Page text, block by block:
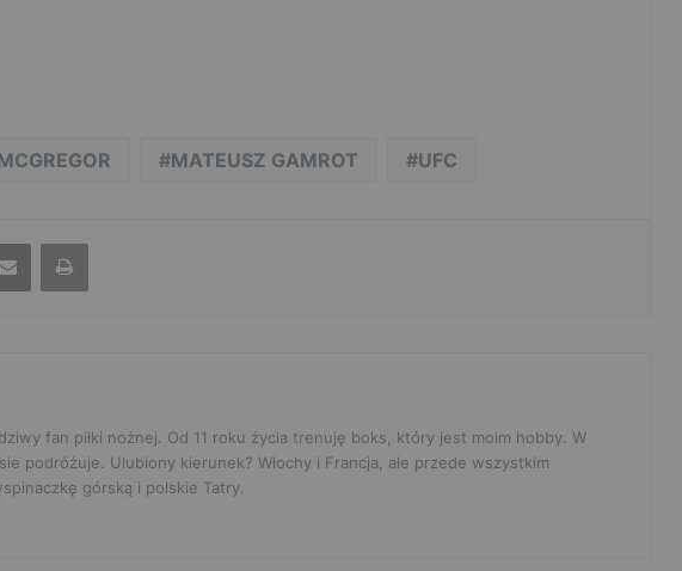
MATEUSZ GAMROT UFC
Udostępnij przez e-mail Drukuj
fan piłki nożnej. Od 11 roku życia trenuję boks, który jest moim hobby. W
podróżuje. Ulubiony kierunek? Włochy i Francja, ale przede wszystkim
górską i polskie Tatry.